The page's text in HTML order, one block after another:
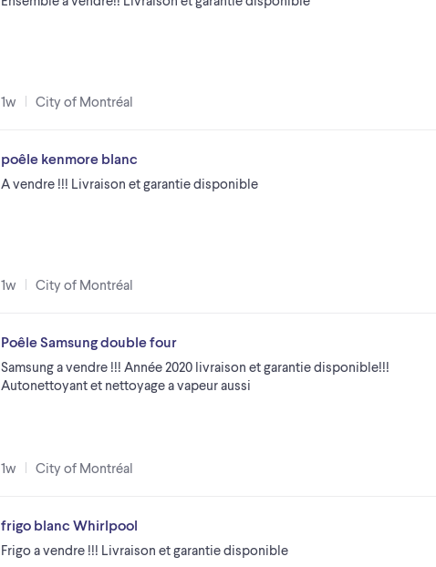
1w City of Montréal
poêle kenmore blanc
A vendre !!! Livraison et garantie disponible
1w City of Montréal
Poêle Samsung double four
Samsung a vendre !!! Année 2020 livraison et garantie disponible!!!
Autonettoyant et nettoyage a vapeur aussi
1w City of Montréal
frigo blanc Whirlpool
Frigo a vendre !!! Livraison et garantie disponible